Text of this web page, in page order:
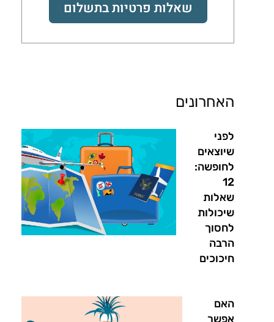
שאלות פרטיות בתשלום
האחרונים
לפני
שיוצאים
לחופשה:
12
שאלות
שיכולות
לחסוך
הרבה
חיכוכים
האם
אפשר